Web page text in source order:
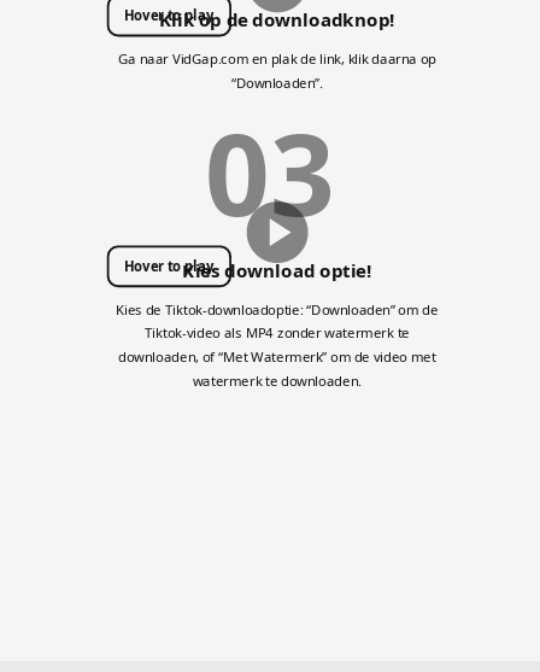
Hover to play
Klik op de downloadknop!
Ga naar VidGap.com en plak de link, klik daarna op
“Downloaden”.
03
Hover to playKies download optie!
Kies de Tiktok-downloadoptie: “Downloaden” om de
Tiktok-video als MP4 zonder watermerk te
downloaden, of “Met Watermerk” om de video met
watermerk te downloaden.